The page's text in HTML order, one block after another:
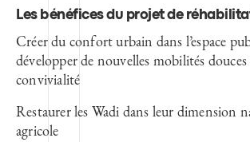
Les bénéfices du projet de
Créer du confort urbain dans l’espace
développer de nouvelles mobilités
convivialité
Restaurer les Wadi dans leur dimension
agricole